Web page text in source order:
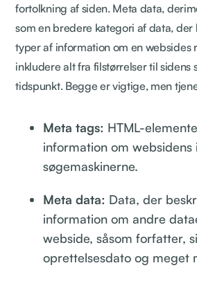
fortolkning af siden. Meta data,
som en bredere kategori af data, der
typer af information om en websides
inkludere alt fra filstørrelser til sidens
tidspunkt. Begge er vigtige, men
Meta tags: HTML-
information om websidens
søgemaskinerne.
Meta data: Data, der
information om andre
webside, såsom forfatter,
oprettelsesdato og meget